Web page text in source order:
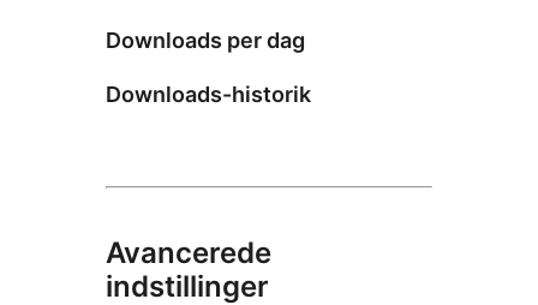
Downloads per dag
Downloads-historik
Avancerede
indstillinger